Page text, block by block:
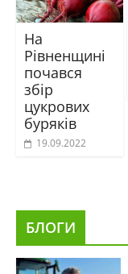
На
Рівненщині
почався
збір
цукрових
буряків
19.09.2022
БЛОГИ